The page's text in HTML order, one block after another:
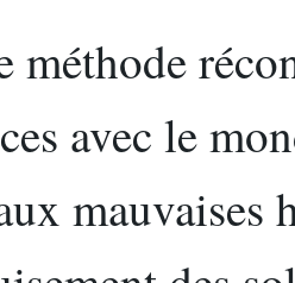
méthode
avec le
mauvaises